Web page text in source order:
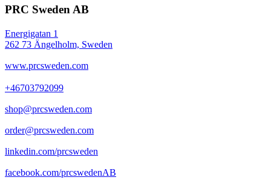
PRC Sweden AB
Energigatan 1
262 73 Ängelholm, Sweden
www.prcsweden.com
+46703792099
shop@prcsweden.com
order@prcsweden.com
linkedin.com/prcsweden
facebook.com/prcswedenAB